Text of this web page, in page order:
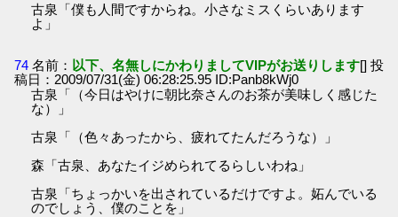
古泉「僕も人間ですからね。小さなミスくらいあります
よ」
74 名前： 以下、名無しにかわりましてVIPがお送りします[] 投
稿日：2009/07/31(金) 06:28:25.95 ID:Panb8kWj0
古泉「（今日はやけに朝比奈さんのお茶が美味しく感じた
な）」
古泉「（色々あったから、疲れてたんだろうな）」
森「古泉、あなたイジめられてるらしいわね」
古泉「ちょっかいを出されているだけですよ。妬んでいる
のでしょう、僕のことを」